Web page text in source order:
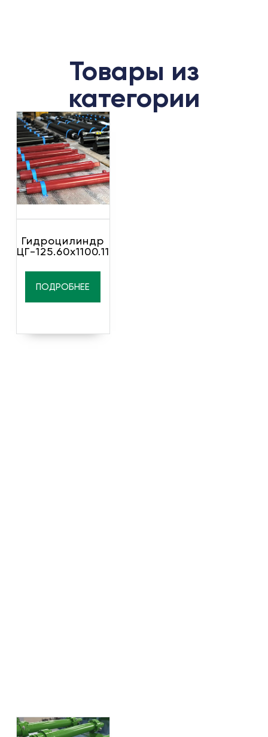
Товары из
категории
Гидроцилиндр
ЦГ-125.60х1100.11
ПОДРОБНЕЕ